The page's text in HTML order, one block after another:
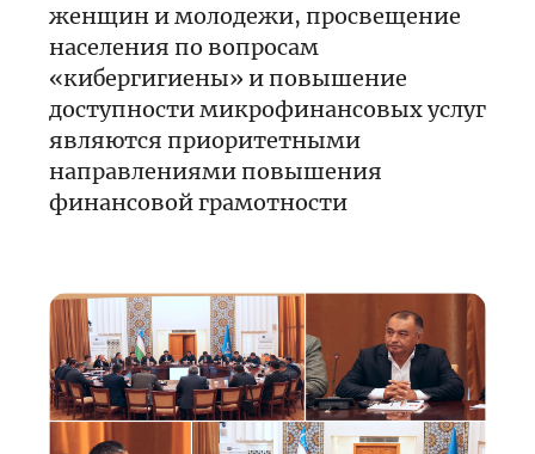
женщин и молодежи, просвещение
населения по вопросам
«кибергигиены» и повышение
доступности микрофинансовых услуг
являются приоритетными
направлениями повышения
финансовой грамотности